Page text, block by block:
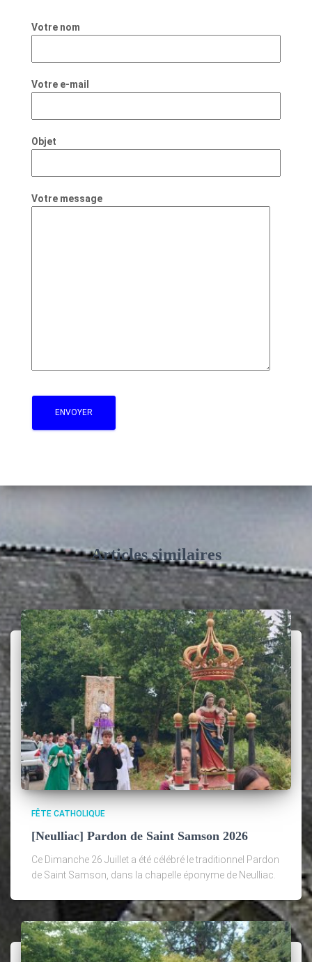
Votre nom
Votre e-mail
Objet
Votre message
Articles similaires
FÊTE CATHOLIQUE
[Neulliac] Pardon de Saint Samson 2026
Ce Dimanche 26 Juillet a été célébré le traditionnel Pardon
de Saint Samson, dans la chapelle éponyme de Neulliac.